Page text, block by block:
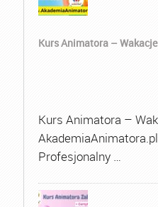
Kurs Animatora –
Kurs Animatora –
AkademiaAnimatora.pl
Profesjonalny …